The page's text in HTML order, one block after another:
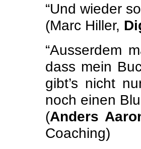
“Und wieder
(Marc Hiller,
“Ausserdem
dass mein
gibt’s nicht
noch einen
(Anders
Coaching)